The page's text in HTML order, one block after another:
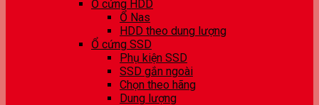
Ổ cứng HDD
Ổ Nas
HDD theo dung lượng
Ổ cứng SSD
Phụ kiện SSD
SSD gắn ngoài
Chọn theo hãng
Dung lượng